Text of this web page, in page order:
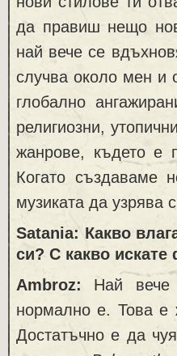
да правиш нещо
най вече се
случва около мен и
глобално
религиозни,
жанрове, където е
Когато създаваме
музиката да узрява
Satania: Какво
си? С какво
Ambroz: Най вече
нормално е. Това е
Достатъчно е да